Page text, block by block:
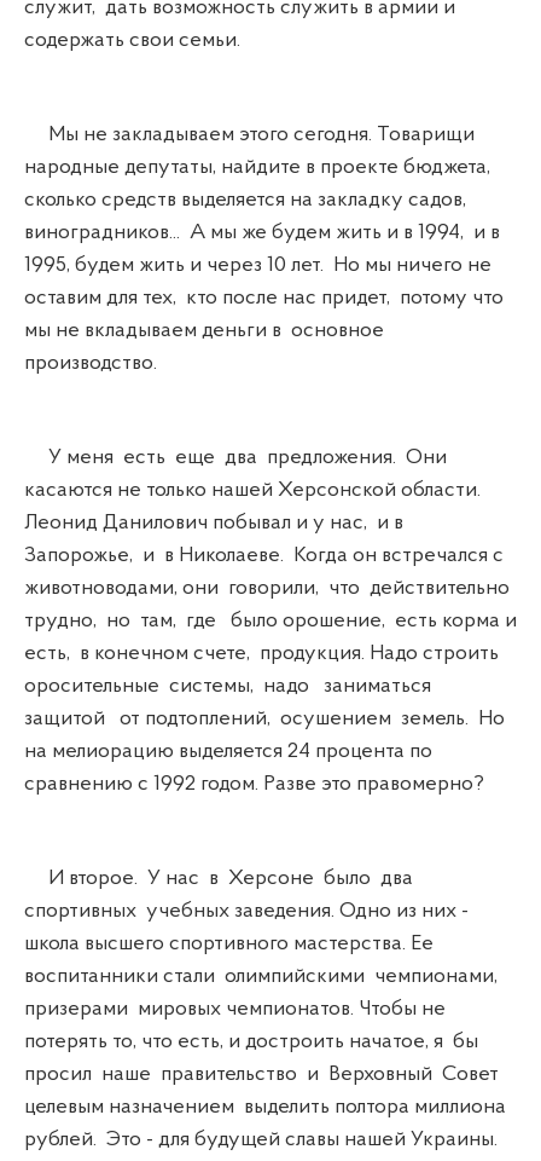
служит, дать возможность служить в армии и
содержать свои семьи.
Мы не закладываем этого сегодня. Товарищи
народные депутаты, найдите в проекте бюджета,
сколько средств выделяется на закладку садов,
виноградников... А мы же будем жить и в 1994, и в
1995, будем жить и через 10 лет. Но мы ничего не
оставим для тех, кто после нас придет, потому что
мы не вкладываем деньги в основное
производство.
У меня есть еще два предложения. Они
касаются не только нашей Херсонской области.
Леонид Данилович побывал и у нас, и в
Запорожье, и в Николаеве. Когда он встречался с
животноводами, они говорили, что действительно
трудно, но там, где было орошение, есть корма и
есть, в конечном счете, продукция. Надо строить
оросительные системы, надо заниматься
защитой от подтоплений, осушением земель. Но
на мелиорацию выделяется 24 процента по
сравнению с 1992 годом. Разве это правомерно?
И второе. У нас в Херсоне было два
спортивных учебных заведения. Одно из них -
школа высшего спортивного мастерства. Ее
воспитанники стали олимпийскими чемпионами,
призерами мировых чемпионатов. Чтобы не
потерять то, что есть, и достроить начатое, я бы
просил наше правительство и Верховный Совет
целевым назначением выделить полтора миллиона
рублей. Это - для будущей славы нашей Украины.